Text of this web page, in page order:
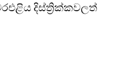
දිස්ත්‍රික්කවලත්